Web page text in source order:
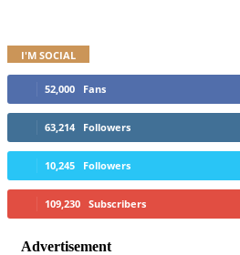
I'M SOCIAL
52,000 Fans
63,214 Followers
10,245 Followers
109,230 Subscribers
Advertisement